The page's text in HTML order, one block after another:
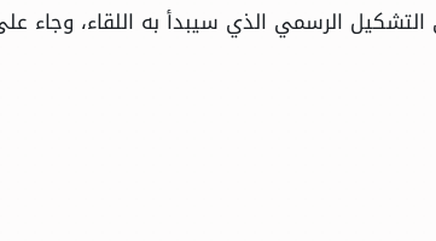
الرسمي الذي سيبدأ به اللقاء، وجاء